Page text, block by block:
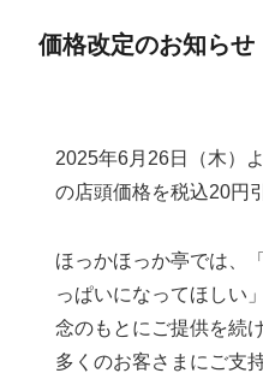
価格改定のお知らせ
2025年6月26日（木）
の店頭価格を税込20円
ほっかほっか亭では、
っぱいになってほしい
念のもとにご提供を続
多くのお客さまにご支